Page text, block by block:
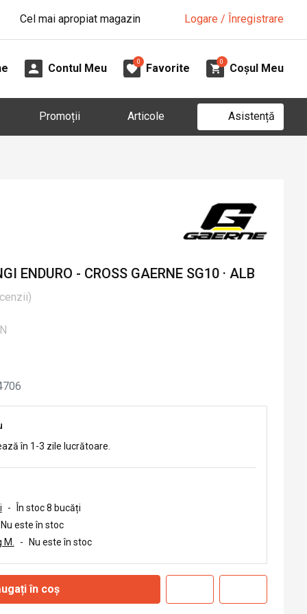
Cel mai apropiat magazin Logare / Înregistrare
Contul Meu
0
Favorite
0
Coșul Meu
Promoții Articole Asistență
ENDURO - CROSS GAERNE SG10 · ALB
)
în 1-3 zile lucrătoare.
-
În stoc 8 bucăți
Nu este în stoc
- Nu este în stoc
în coș